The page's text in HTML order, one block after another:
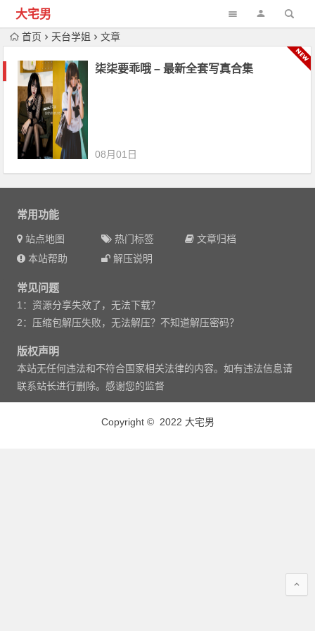
大宅男
首页 天台学姐 文章
柒柒要乖哦 – 最新全套写真合集
08月01日
常用功能
站点地图 热门标签
文章归档
本站帮助
解压说明
常见问题
1：资源分享失效了，无法下载？
2：压缩包解压失败，无法解压？不知道解压密码？
版权声明
本站无任何违法和不符合国家相关法律的内容。如有违法信息请
联系站长进行删除。感谢您的监督
Copyright © 2022 大宅男